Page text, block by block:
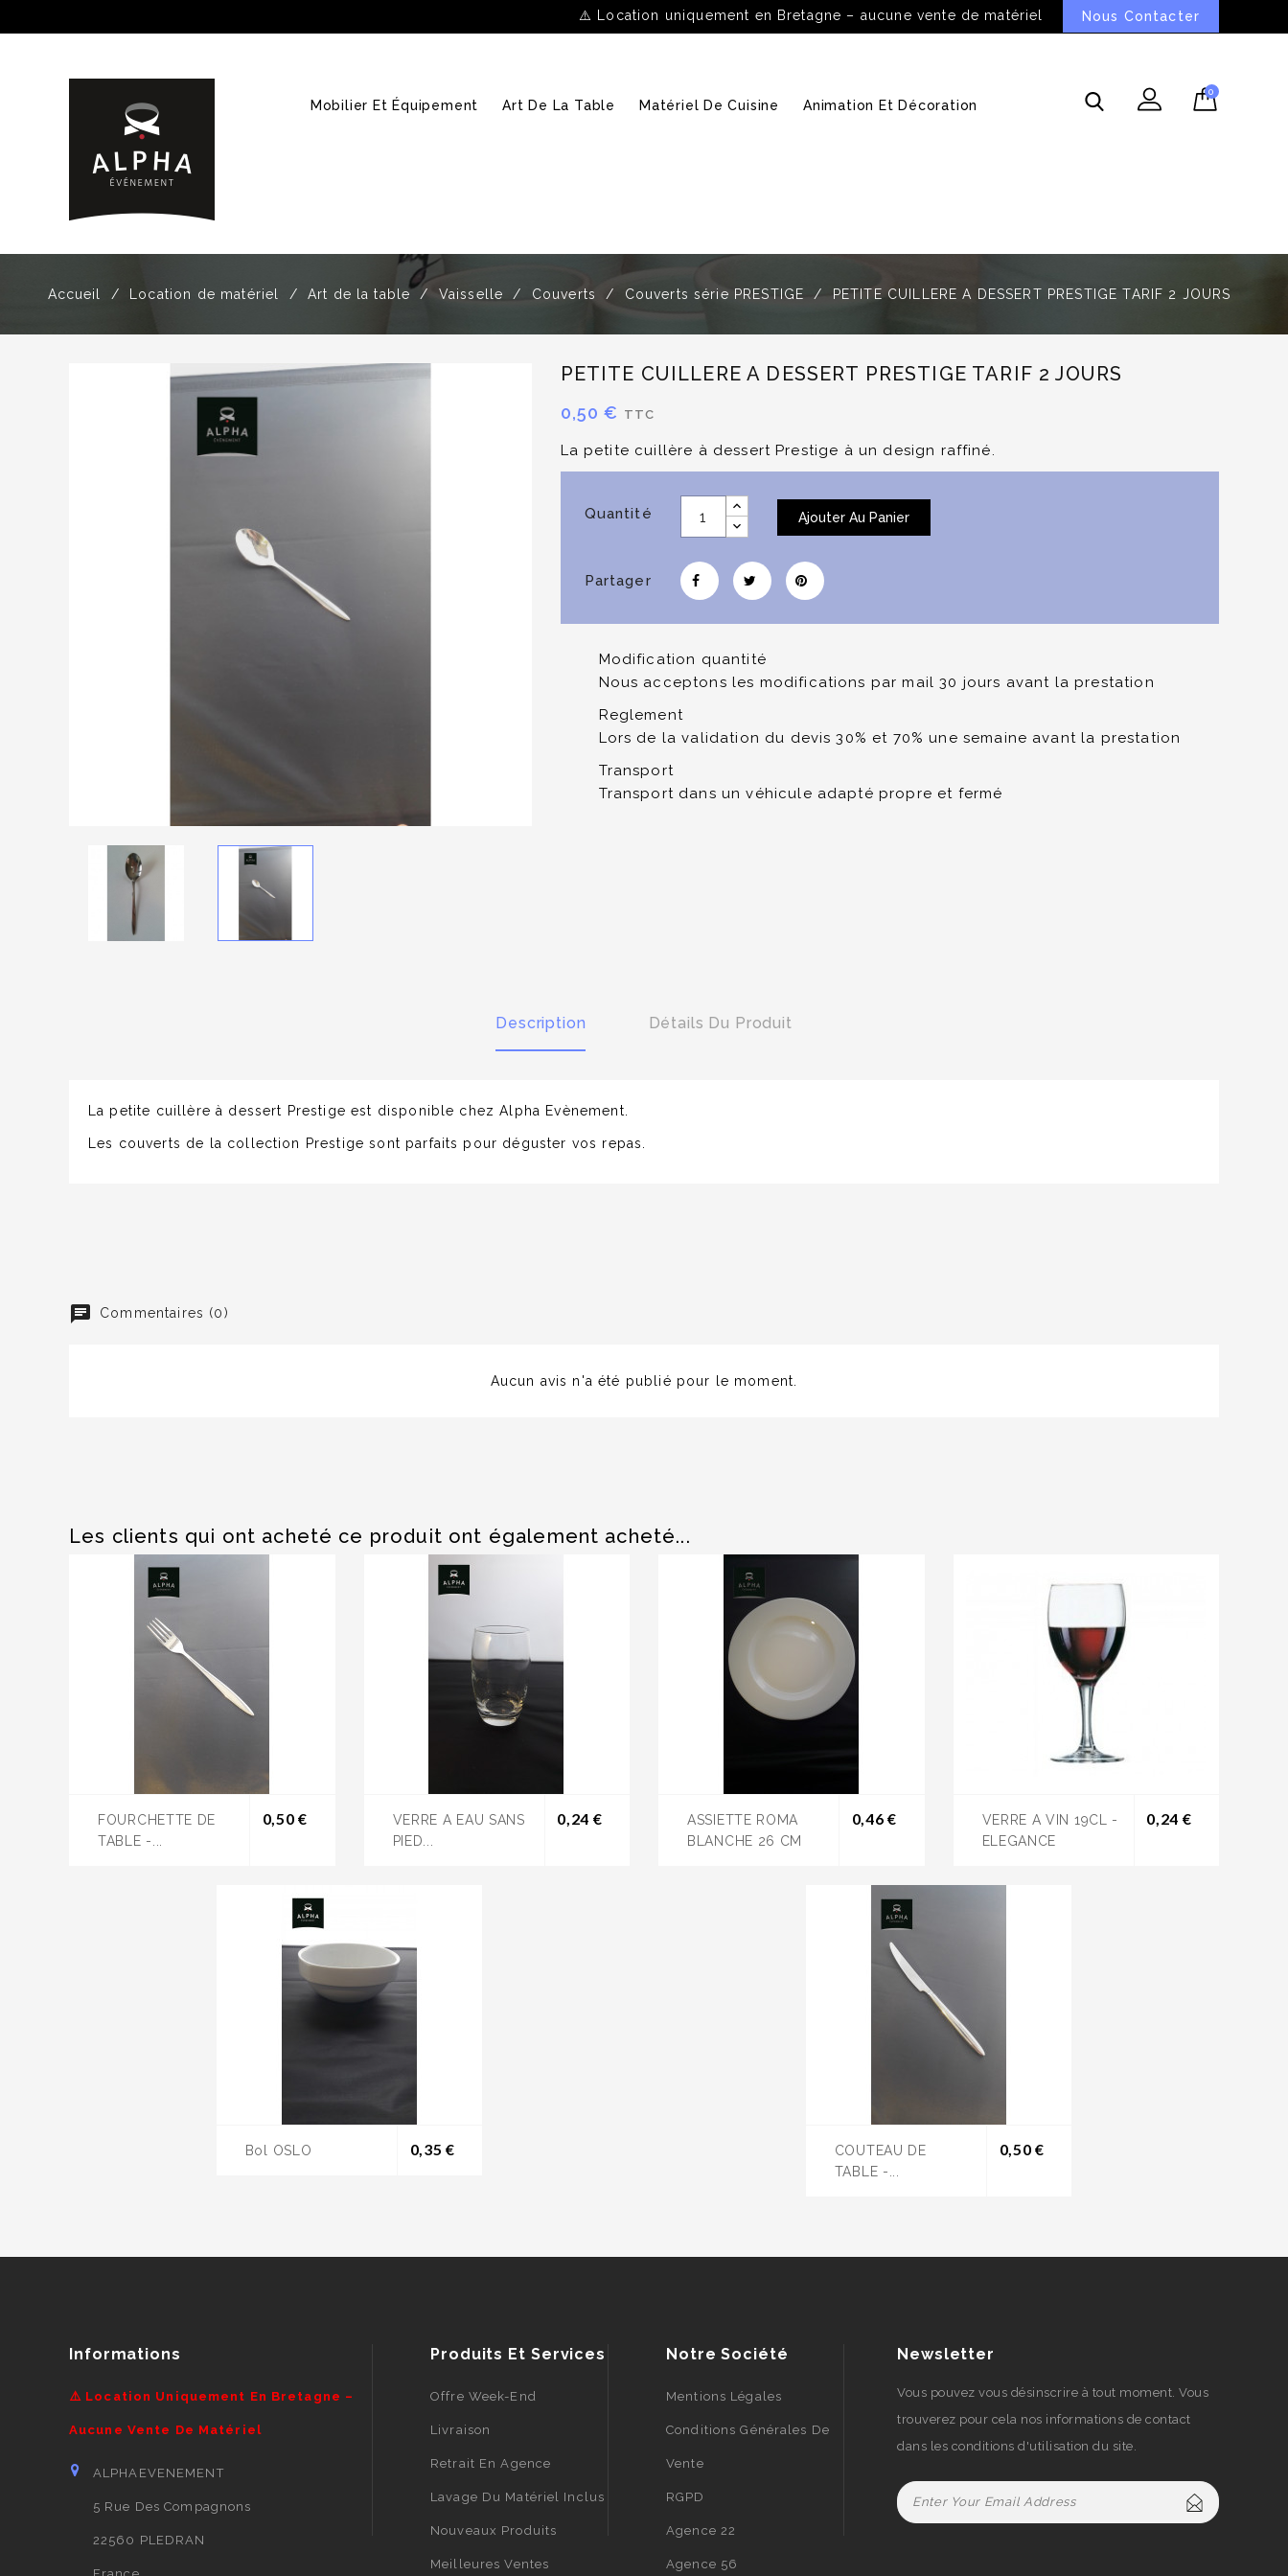
⚠️ Location uniquement en Bretagne – aucune vente de matériel Nous Contacter
Mobilier Et Équipement Art De La Table Matériel De Cuisine Animation Et Décoration
0
Accueil Location de matériel Art de la table Vaisselle Couverts Couverts série PRESTIGE PETITE CUILLERE A DESSERT PRESTIGE TARIF 2 JOURS
PETITE CUILLERE A DESSERT PRESTIGE TARIF 2 JOURS
0,50 € TTC
La petite cuillère à dessert Prestige à un design raffiné.
Quantité Ajouter Au Panier
Partager
Modification quantité
Nous acceptons les modifications par mail 30 jours avant la prestation
Reglement
Lors de la validation du devis 30% et 70% une semaine avant la prestation
Transport
Transport dans un véhicule adapté propre et fermé
Description Détails Du Produit
La petite cuillère à dessert Prestige est disponible chez Alpha Evènement.
Les couverts de la collection Prestige sont parfaits pour déguster vos repas.
Commentaires (0)
Aucun avis n'a été publié pour le moment.
Les clients qui ont acheté ce produit ont également acheté...
FOURCHETTE DE
TABLE -...
0,50 €Prix
VERRE A EAU SANS
PIED...
0,24 €Prix
ASSIETTE ROMA
BLANCHE 26 CM
0,46 €Prix
VERRE A VIN 19CL -
ELEGANCE
0,24 €Prix
Bol OSLO 0,35 €Prix
COUTEAU DE
TABLE -...
0,50 €Prix
Informations
⚠️ Location Uniquement En Bretagne –
Aucune Vente De Matériel
ALPHAEVENEMENT
5 Rue Des Compagnons
22560 PLEDRAN
Produits Et Services
Offre Week-End
Livraison
Retrait En Agence
Lavage Du Matériel Inclus
Nouveaux Produits
Meilleures Ventes
Notre Société
Mentions Légales
Conditions Générales De
Vente
RGPD
Agence 22
Agence 56
Newsletter
Vous pouvez vous désinscrire à tout moment. Vous
trouverez pour cela nos informations de contact
dans les conditions d'utilisation du site.